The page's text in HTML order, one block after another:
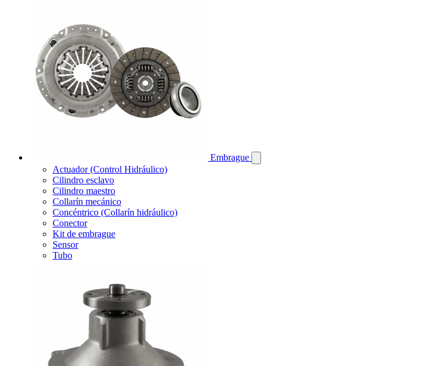
Embrague
Actuador (Control Hidráulico)
Cilindro esclavo
Cilindro maestro
Collarín mecánico
Concéntrico (Collarín hidráulico)
Conector
Kit de embrague
Sensor
Tubo